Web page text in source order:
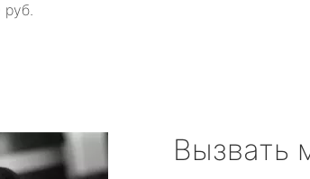
руб.
Вызвать